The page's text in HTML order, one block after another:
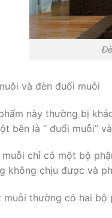
và đèn đuổi muỗi
này thường bị
bên là “ đuổi muỗi”
chỉ có một bộ
không chịu được và
muỗi thường có hai bộ